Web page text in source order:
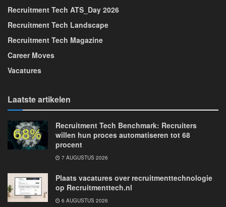
Recruitment Tech ATS_Day 2026
Recruitment Tech Landscape
Recruitment Tech Magazine
Career Moves
Vacatures
Laatste artikelen
Recruitment Tech Benchmark: Recruiters
willen hun proces automatiseren tot 68
procent
7 AUGUSTUS 2026
Plaats vacatures over recruitmenttechnologie
op Recruitmenttech.nl
6 AUGUSTUS 2026